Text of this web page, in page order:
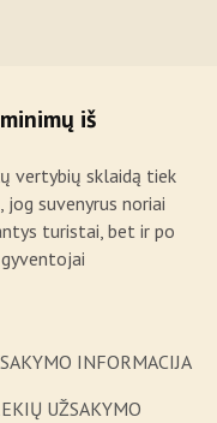
iš
vertybių sklaidą tiek
jog suvenyrus noriai
turistai, bet ir po
INFORMACIJA
UŽSAKYMO